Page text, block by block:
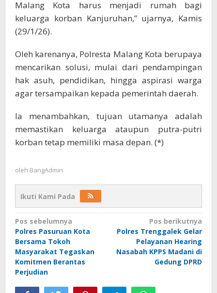
Malang Kota harus menjadi rumah bagi
keluarga korban Kanjuruhan,” ujarnya, Kamis
(29/1/26).
Oleh karenanya, Polresta Malang Kota berupaya
mencarikan solusi, mulai dari pendampingan
hak asuh, pendidikan, hingga aspirasi warga
agar tersampaikan kepada pemerintah daerah.
Ia menambahkan, tujuan utamanya adalah
memastikan keluarga ataupun putra-putri
korban tetap memiliki masa depan. (*)
oleh BangAdmin
Ikuti Kami Pada
Navigasi
pos
Pos sebelumnya
Polres Pasuruan Kota
Bersama Tokoh
Masyarakat Tegaskan
Komitmen Berantas
Perjudian
Pos berikutnya
Polres Trenggalek Gelar
Pelayanan Hearing
Nasabah KPPS Madani di
Gedung DPRD